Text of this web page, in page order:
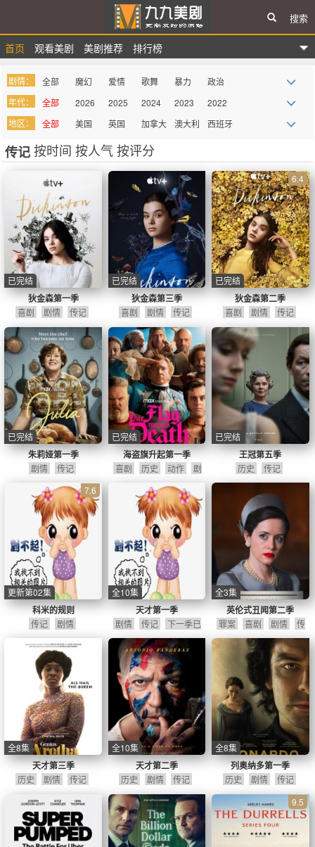
九九美剧
首页 观看美剧 美剧推荐 排行榜
搜索
剧情： 全部 魔幻 爱情 歌舞 暴力 政治
战争 惊悚 悬疑 律政 家庭 真人秀
科幻 青春 都市 迷你剧 谍战 记录
西部 血腥 罪案 综艺
吸血鬼 古装 历史 医务
动画 动作 剧情 冒险 传记 丧尸
情景喜
剧
年代： 全部 2026 2025 2024 2023 2022
2021 2020 2019 2018 2017 2016
2015 2014 2013 2012
2009
地区： 全部 美国 英国 加拿大
澳大利
西班牙
法国 德国 巴西 意大利
其它
传记按时间 按人气 按评分
狄金森第一季
已完结
喜剧 剧情 传记
狄金森第三季
已完结
喜剧 剧情 传记
狄金森第二季
6.4
已完结
喜剧 剧情 传记
朱莉娅第一季
已完结
剧情 传记
海盗旗升起第一季
已完结
喜剧 历史 动作
剧
传记
王冠第五季
已完结
历史 传记
科米的规则
7.6
更新第02集
传记 剧情
天才第一季
全10集
剧情 传记
下一季已
续订
英伦式丑闻第二季
全3集
罪案 喜剧 剧情
传
记
天才第三季
全8集
历史 剧情 传记
天才第二季
全10集
历史 剧情 传记
列奥纳多第一季
全8集
历史 剧情 传记
9.5